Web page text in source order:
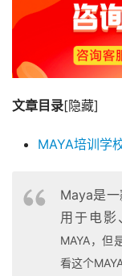
文章目录[隐藏]
MAYA培训学
Maya是
用于电影
MAYA，但
看这个